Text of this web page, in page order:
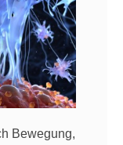
Bewegung,